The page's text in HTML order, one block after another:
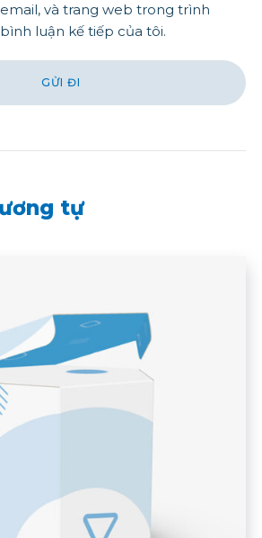
và trang web trong trình
luận kế tiếp của tôi.
tự